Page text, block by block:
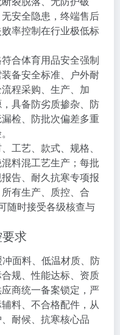
安全隐患，终端售后
率控制在行业极低标
符合体育用品安全强制
备安全标准、户外耐
程采购、生产、加
具备防劣质掺杂、防
检、防批次偏差多重
工艺、款式、规格、
料混工艺生产；每批
告、耐久抗寒专项报
有生产、质控、合
随时接受各级核查与
求
面料、低温材质、防
规、性能达标、资质
商统一备案锁定，严
料、不合格配件，从
耐候、抗寒核心品